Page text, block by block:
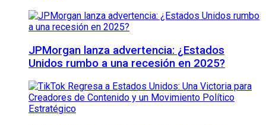
JPMorgan lanza advertencia: ¿Estados
Unidos rumbo a una recesión en 2025?